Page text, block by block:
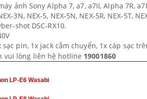
ảnh Sony Alpha 7, a7, a7II, Alpha 7R,
‐3N, NEX‐5, NEX‐5N, NEX‐5R, NEX‐5T,
‐shot DSC‐RX10.
sạc pin, 1x jack cắm chuyển, 1x cáp sạc
vui lòng liên hệ hotline 19001860
LP-E6 Wasabi